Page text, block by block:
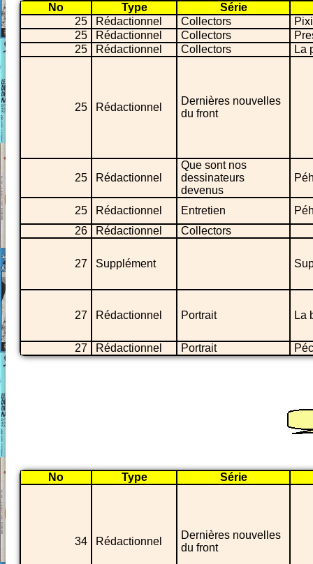
No Type
Série
25
Rédactionnel Collectors
Pixi
25
Rédactionnel Collectors
25
Rédactionnel Collectors La
25 Rédactionnel
Dernières nouvelles
du front
25 Rédactionnel
Que sont nos
dessinateurs
devenus
25 Rédactionnel Entretien
26
Rédactionnel Collectors
27 Supplément
27 Rédactionnel Portrait La
27 Rédactionnel Portrait
No Type Série
34 Rédactionnel
Dernières nouvelles
du front